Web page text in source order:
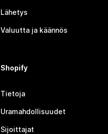
Lähetys
Valuutta ja käännös
Shopify
Tietoja
Uramahdollisuudet
Sijoittajat